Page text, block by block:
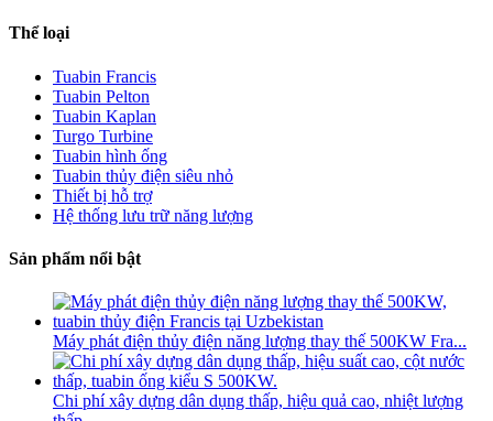
Thể loại
Tuabin Francis
Tuabin Pelton
Tuabin Kaplan
Turgo Turbine
Tuabin hình ống
Tuabin thủy điện siêu nhỏ
Thiết bị hỗ trợ
Hệ thống lưu trữ năng lượng
Sản phẩm nổi bật
Máy phát điện thủy điện năng lượng thay thế 500KW Fra...
Chi phí xây dựng dân dụng thấp, hiệu quả cao, nhiệt lượng